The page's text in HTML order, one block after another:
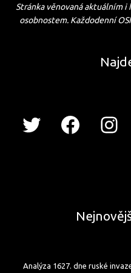
Stránka věnovaná aktuálním
osobnostem. Každodenní
Analýza 1627. dne ruské